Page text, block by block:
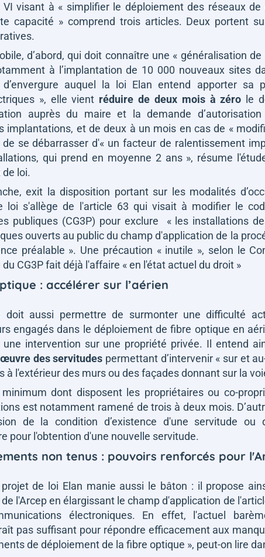
VI visant à « simplifier le déploiement des réseaux
capacité »comprend trois articles. Deux portent
d’abord, qui doit connaître une « généralisation de
à l’implantation de 10 000 nouveaux sites
d’envergure auquel la loi Elan entend apporter sa
», elle vient réduire de deux mois à zéro le
auprès du maire et la demande
implantations, et de deux à un mois en cas de «
se débarrasser d'« un facteur de ralentissement
qui prend en moyenne 2 ans », résume
loi.
exit la disposition portant sur les modalités
loi s'allège de l'article 63 qui visait à modifier le
publiques (CG3P) pour exclure
« les installations
ouverts au public du champ d'application de la
préalable ». Une précaution « inutile », selon le
du CG3P fait déjà l'affaire « en l'état actuel du droit »
: accélérer sur l’aérien
doit aussi permettre de surmonter une difficulté
engagés dans le déploiement de fibre optique en
une intervention sur une propriété privée. Il entend
des servitudes permettant d’intervenir « sur et
à l'extérieur des murs ou des façades donnant sur la
dont disposent les propriétaires ou co-
est notamment ramené de trois à deux mois.
de la condition d’existence d'une servitude ou
pour l'obtention d'une nouvelle servitude.
non tenus : pouvoirs renforcés pour
de loi Elan manie aussi le bâton : il propose
l'Arcep en élargissant le champ d'application de
électroniques. En effet, l'actuel
pas suffisant pour répondre efficacement aux
de déploiement de la fibre optique », peut-on lire